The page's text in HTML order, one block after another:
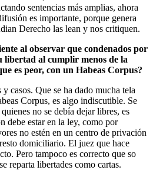
sentencias más amplias, ahora
es importante, porque genera
Derecho las lean y nos critiquen.
al observar que condenados por
libertad al cumplir menos de la
es peor, con un Habeas Corpus?
casos. Que se ha dado mucha tela
Corpus, es algo indiscutible. Se
no se debía dejar libres, es
debe estar en la ley, como por
no estén en un centro de privación
domiciliario. El juez que hace
Pero tampoco es correcto que so
reparta libertades como cartas.